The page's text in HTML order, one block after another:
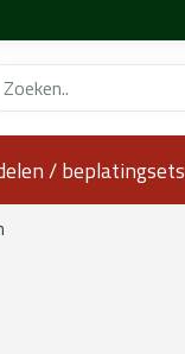
/ beplatingsets